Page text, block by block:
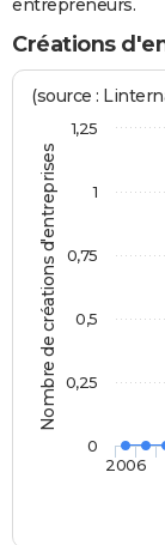
entrepreneurs.
Créations
Nombre de créations d'entreprises
(source :
2006
0
0,25
0,5
0,75
1
1,25